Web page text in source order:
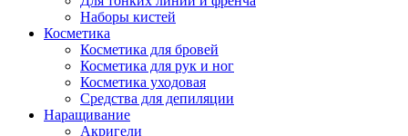
Наборы кистей
Косметика
Косметика для бровей
Косметика для рук и ног
Косметика уходовая
Средства для депиляции
Наращивание
Акригели